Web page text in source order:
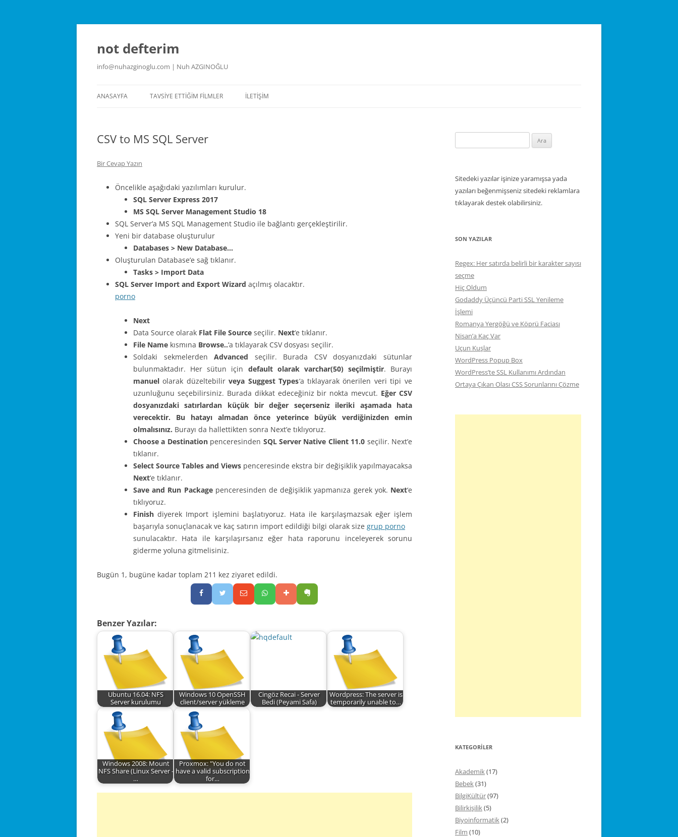
İçeriğe
not defterim
info@nuhazginoglu.com | Nuh AZGINOĞLU
ANASAYFA TAVSIYE ETTIĞIM FILMLER İLETIŞIM
CSV to MS SQL Server
Bir Cevap Yazın
Öncelikle aşağıdaki yazılımları kurulur.
SQL Server Express 2017
MS SQL Server Management Studio 18
SQL Server’a MS SQL Management Studio ile bağlantı gerçekleştirilir.
Yeni bir database oluşturulur
Databases > New Database…
Oluşturulan Database’e sağ tıklanır.
Tasks > Import Data
SQL Server Import and Export Wizard açılmış olacaktır.
porno
Next
Data Source olarak Flat File Source seçilir. Next‘e tıklanır.
File Name kısmına Browse..‘a tıklayarak CSV dosyası seçilir.
Soldaki sekmelerdenAdvanced seçilir. Burada CSV dosyanızdaki sütunlar
bulunmaktadır. Her sütun için default olarak varchar(50) seçilmiştir. Burayı
manuel olarak düzeltebilir veya Suggest Types‘a tıklayarak önerilen veri tipi ve
uzunluğunu seçebilirsiniz. Burada dikkat edeceğiniz bir nokta mevcut. Eğer CSV
dosyanızdaki satırlardan küçük bir değer seçerseniz ileriki aşamada hata
verecektir. Bu hatayı almadan önce yeterince büyük verdiğinizden emin
olmalısınız. Burayı da hallettikten sonra Next’e tıklıyoruz.
Choose a Destinationpenceresinden SQL Server Native Client 11.0 seçilir. Next’e
tıklanır.
Select Source Tables and Views penceresinde ekstra bir değişiklik yapılmayacaksa
Next‘e tıklanır.
Save and Run Packagepenceresinden de değişiklik yapmanıza gerek yok. Next‘e
tıklıyoruz.
Finish diyerek Import işlemini başlatıyoruz. Hata ile karşılaşmazsak eğer işlem
başarıyla sonuçlanacak ve kaç satırın import edildiği bilgi olarak size grup porno
sunulacaktır. Hata ile karşılaşırsanız eğer hata raporunu inceleyerek sorunu
giderme yoluna gitmelisiniz.
Bugün 1, bugüne kadar toplam 211 kez ziyaret edildi.
Benzer Yazılar:
Ubuntu 16.04: NFS
Server kurulumu
Windows 10 OpenSSH
client/server yükleme
Cingöz Recai - Server
Bedi (Peyami Safa)
Wordpress: The server is
temporarily unable to…
Windows 2008: Mount
NFS Share (Linux Server -
…
Proxmox: "You do not
have a valid subscription
for…
Sitedeki yazılar işinize yaramışsa yada
yazıları beğenmişseniz sitedeki reklamlara
tıklayarak destek olabilirsiniz.
SON YAZILAR
Regex: Her satırda belirli bir karakter sayısı
seçme
Hiç Oldum
Godaddy Üçüncü Parti SSL Yenileme
İşlemi
Romanya Yergöğü ve Köprü Faciası
Nisan’a Kaç Var
Uçun Kuşlar
WordPress Popup Box
WordPress’te SSL Kullanımı Ardından
Ortaya Çıkan Olası CSS Sorunlarını Çözme
KATEGORILER
Akademik(17)
Bebek(31)
BilgiKültür(97)
Bilirkişilik(5)
Biyoinformatik(2)
Film (10)